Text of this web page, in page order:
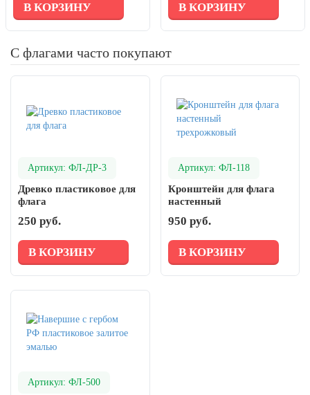
В КОРЗИНУ В КОРЗИНУ
С флагами часто покупают
Артикул: ФЛ-ДР-3
Древко пластиковое для
флага
250 руб.
В КОРЗИНУ
Артикул: ФЛ-118
Кронштейн для флага
настенный
950 руб.
В КОРЗИНУ
Артикул: ФЛ-500